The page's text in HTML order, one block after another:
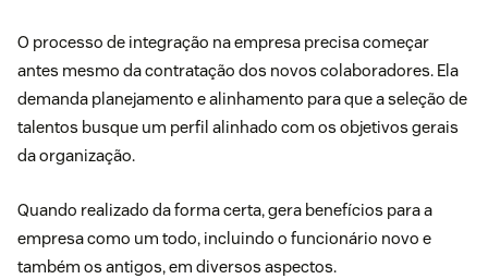
O processo de integração na empresa precisa começar
antes mesmo da contratação dos novos colaboradores. Ela
demanda planejamento e alinhamento para que a seleção de
talentos busque um perfil alinhado com os objetivos gerais
da organização.
Quando realizado da forma certa, gera benefícios para a
empresa como um todo, incluindo o funcionário novo e
também os antigos, em diversos aspectos.